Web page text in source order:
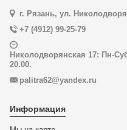
г. Рязань, ул.
+7 (4912) 99-25-79
Николодворянская 17: Пн-
20.00.
palitra62@yandex.ru
Информация